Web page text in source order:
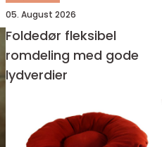
05. August 2026
Foldedør fleksibel
romdeling med gode
lydverdier